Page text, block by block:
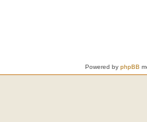
Powered by phpBB